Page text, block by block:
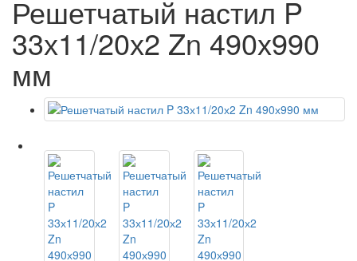
Решетчатый настил P
33х11/20х2 Zn 490х990
мм